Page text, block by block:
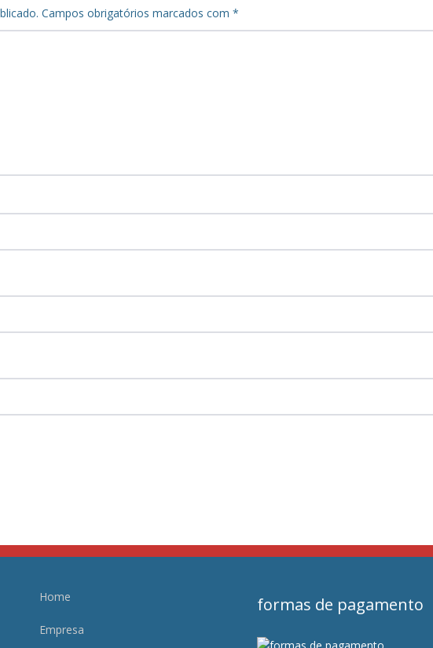
Campos obrigatórios marcados com *
Home
Empresa
formas de pagamento